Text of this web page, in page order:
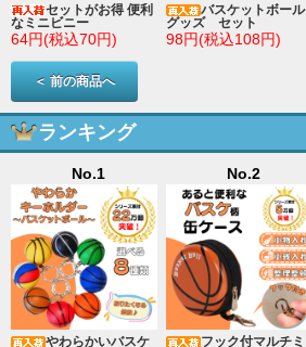
セットがお得 便利
なミニビニー
64円(税込70円)
バスケットボール
グッズ セット
98円(税込108円)
＜ 前の商品へ
ランキング
No.1
やわらかいバスケ
No.2
フック付マルチミ